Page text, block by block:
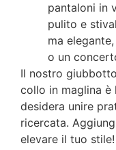
pantaloni in
pulito e
ma
o un
Il nostro
collo in maglina è
desidera unire
ricercata.
elevare il tuo stile!